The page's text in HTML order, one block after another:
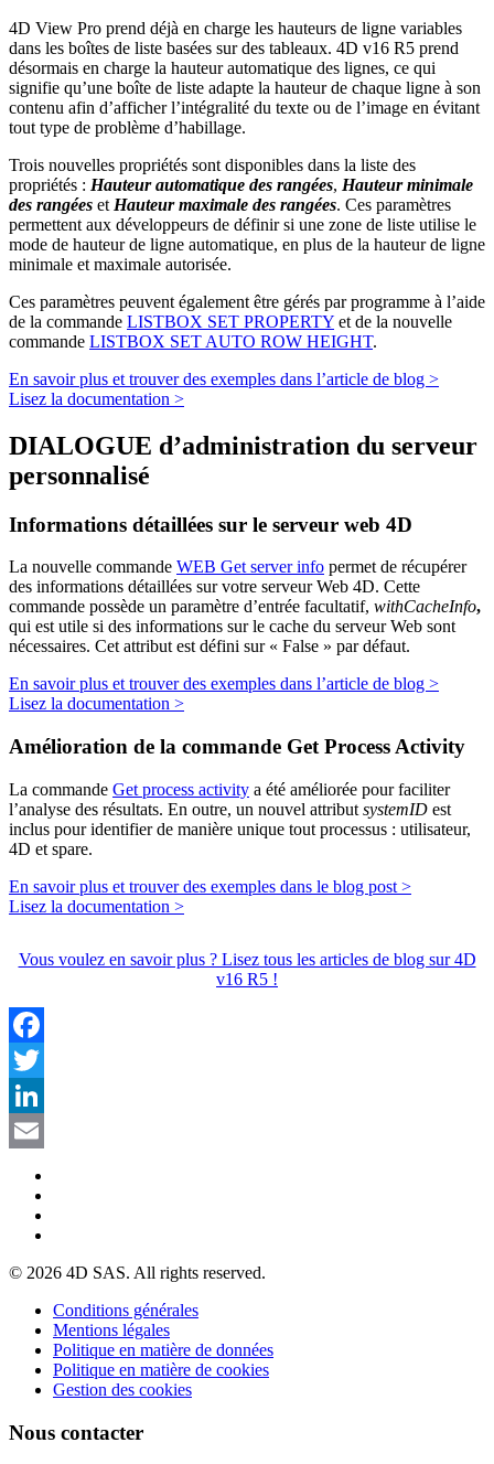
4D View Pro prend déjà en charge les hauteurs de ligne variables
dans les boîtes de liste basées sur des tableaux. 4D v16 R5 prend
désormais en charge la hauteur automatique des lignes, ce qui
signifie qu’une boîte de liste adapte la hauteur de chaque ligne à son
contenu afin d’afficher l’intégralité du texte ou de l’image en évitant
tout type de problème d’habillage.
Trois nouvelles propriétés sont disponibles dans la liste des
propriétés : Hauteur automatique des rangées, Hauteur minimale
des rangées et Hauteur maximale des rangées. Ces paramètres
permettent aux développeurs de définir si une zone de liste utilise le
mode de hauteur de ligne automatique, en plus de la hauteur de ligne
minimale et maximale autorisée.
Ces paramètres peuvent également être gérés par programme à l’aide
de la commande LISTBOX SET PROPERTY et de la nouvelle
commande LISTBOX SET AUTO ROW HEIGHT.
En savoir plus et trouver des exemples dans l’article de blog >
Lisez la documentation >
DIALOGUE d’administration du serveur
personnalisé
Informations détaillées sur le serveur web 4D
La nouvelle commande WEB Get server info permet de récupérer
des informations détaillées sur votre serveur Web 4D. Cette
commande possède un paramètre d’entrée facultatif, withCacheInfo,
qui est utile si des informations sur le cache du serveur Web sont
nécessaires. Cet attribut est défini sur « False » par défaut.
En savoir plus et trouver des exemples dans l’article de blog >
Lisez la documentation >
Amélioration de la commande Get Process Activity
La commande Get process activity a été améliorée pour faciliter
l’analyse des résultats. En outre, un nouvel attribut systemID est
inclus pour identifier de manière unique tout processus : utilisateur,
4D et spare.
En savoir plus et trouver des exemples dans le blog post >
Lisez la documentation >
Vous voulez en savoir plus ? Lisez tous les articles de blog sur 4D
v16 R5 !
Facebook
Twitter
LinkedIn
© 2026 4D SAS. All rights reserved.
Conditions générales
Mentions légales
Politique en matière de données
Politique en matière de cookies
Gestion des cookies
Nous contacter